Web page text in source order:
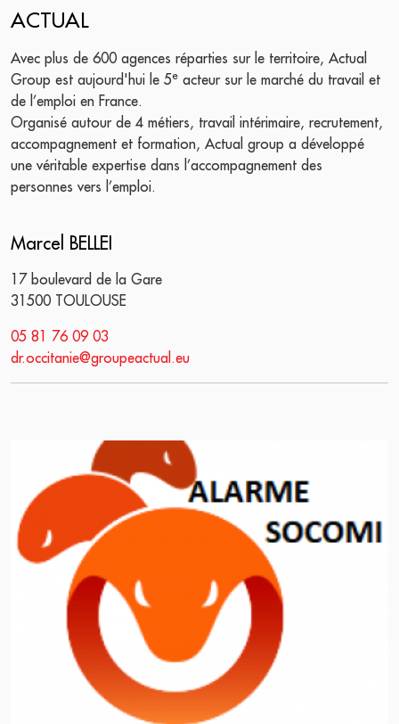
ACTUAL
Avec plus de 600 agences réparties sur le territoire, Actual
Group est aujourd'hui le 5e acteur sur le marché du travail et
de l’emploi en France.
Organisé autour de 4 métiers, travail intérimaire, recrutement,
accompagnement et formation, Actual group a développé
une véritable expertise dans l’accompagnement des
personnes vers l’emploi.
Marcel BELLEI
17 boulevard de la Gare
31500 TOULOUSE
05 81 76 09 03
dr.occitanie@groupeactual.eu